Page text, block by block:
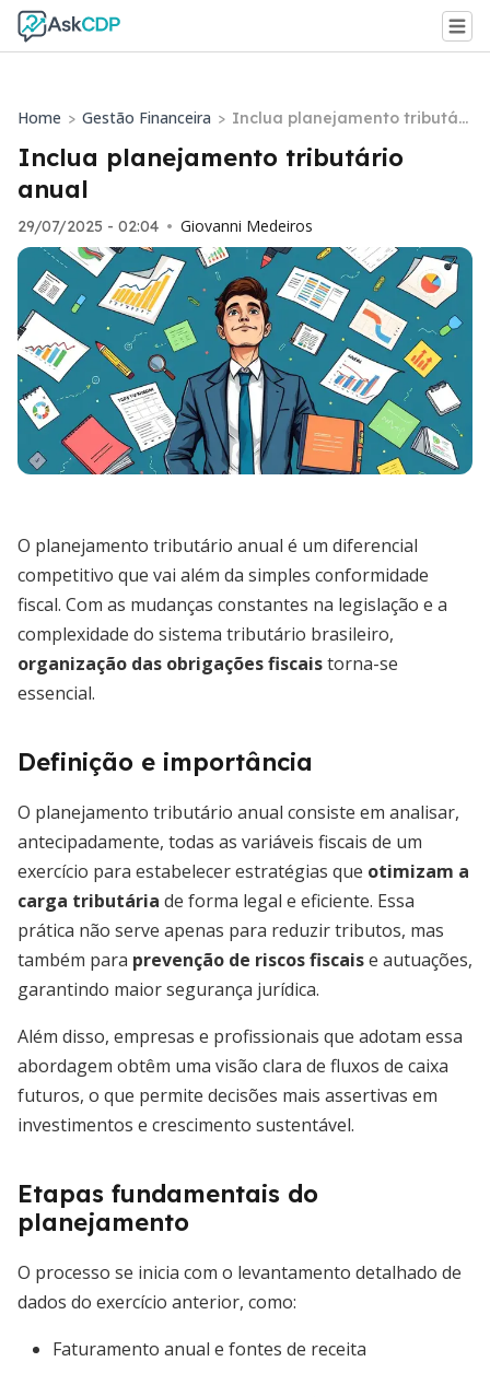
Home > Gestão Financeira > Inclua planejamento tributári
Inclua planejamento tributário
anual
29/07/2025 - 02:04 • Giovanni Medeiros
O planejamento tributário anual é um diferencial
competitivo que vai além da simples conformidade
fiscal. Com as mudanças constantes na legislação e a
complexidade do sistema tributário brasileiro,
organização das obrigações fiscaistorna-se
essencial.
Definição e importância
O planejamento tributário anual consiste em analisar,
antecipadamente, todas as variáveis fiscais de um
exercício para estabelecer estratégias que otimizam a
carga tributária de forma legal e eficiente. Essa
prática não serve apenas para reduzir tributos, mas
também para prevenção de riscos fiscaise autuações,
garantindo maior segurança jurídica.
Além disso, empresas e profissionais que adotam essa
abordagem obtêm uma visão clara de fluxos de caixa
futuros, o que permite decisões mais assertivas em
investimentos e crescimento sustentável.
Etapas fundamentais do
planejamento
O processo se inicia com o levantamento detalhado de
dados do exercício anterior, como:
Faturamento anual e fontes de receita